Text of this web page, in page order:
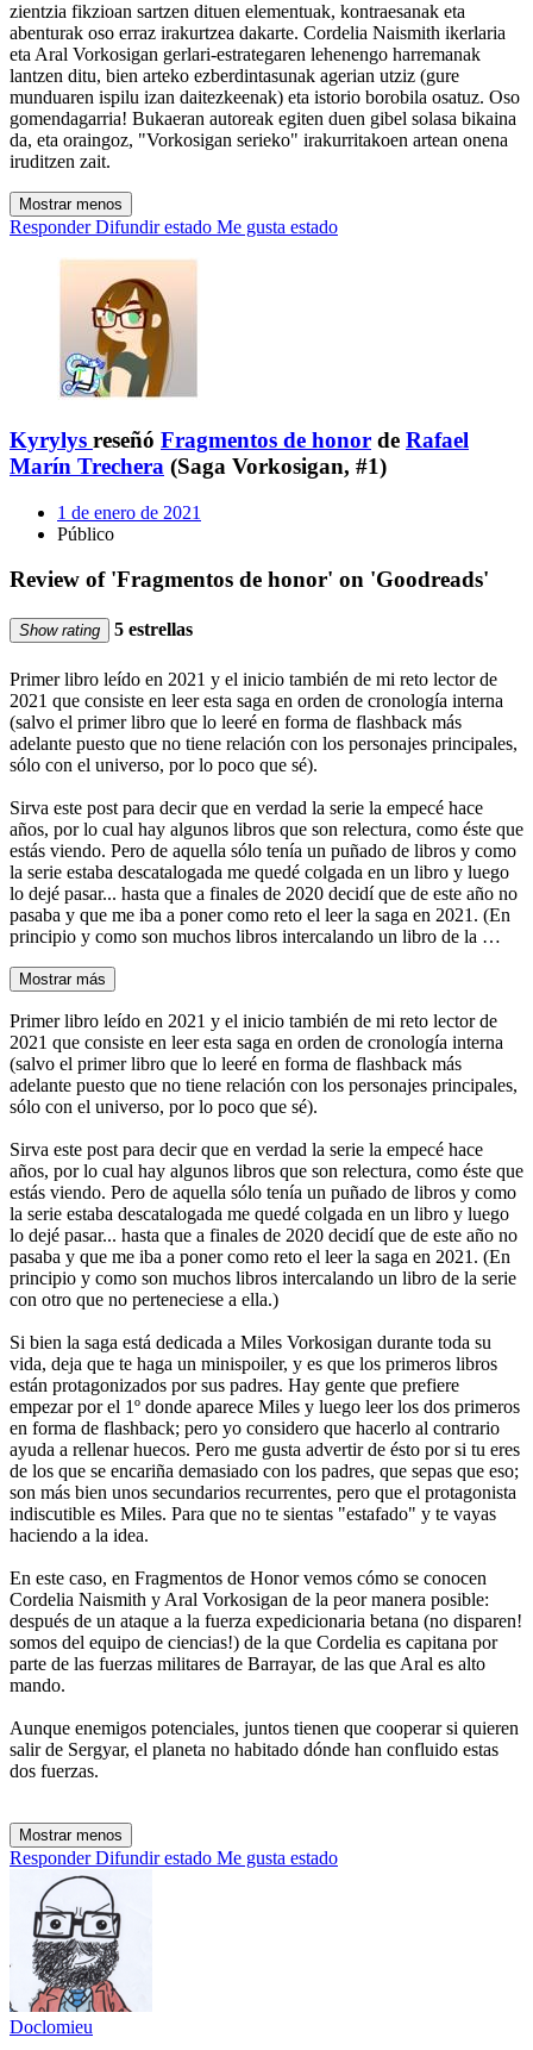
zientzia fikzioan sartzen dituen elementuak, kontraesanak eta
abenturak oso erraz irakurtzea dakarte. Cordelia Naismith ikerlaria
eta Aral Vorkosigan gerlari-estrategaren lehenengo harremanak
lantzen ditu, bien arteko ezberdintasunak agerian utziz (gure
munduaren ispilu izan daitezkeenak) eta istorio borobila osatuz. Oso
gomendagarria! Bukaeran autoreak egiten duen gibel solasa bikaina
da, eta oraingoz, "Vorkosigan serieko" irakurritakoen artean onena
iruditzen zait.
Mostrar menos
Responder Difundir estado Me gusta estado
Kyrylys reseñó Fragmentos de honor de Rafael
Marín Trechera (Saga Vorkosigan, #1)
1 de enero de 2021
Público
Review of 'Fragmentos de honor' on 'Goodreads'
Show rating 5 estrellas
Primer libro leído en 2021 y el inicio también de mi reto lector de
2021 que consiste en leer esta saga en orden de cronología interna
(salvo el primer libro que lo leeré en forma de flashback más
adelante puesto que no tiene relación con los personajes principales,
sólo con el universo, por lo poco que sé).
Sirva este post para decir que en verdad la serie la empecé hace
años, por lo cual hay algunos libros que son relectura, como éste que
estás viendo. Pero de aquella sólo tenía un puñado de libros y como
la serie estaba descatalogada me quedé colgada en un libro y luego
lo dejé pasar... hasta que a finales de 2020 decidí que de este año no
pasaba y que me iba a poner como reto el leer la saga en 2021. (En
principio y como son muchos libros intercalando un libro de la …
Mostrar más
Primer libro leído en 2021 y el inicio también de mi reto lector de
2021 que consiste en leer esta saga en orden de cronología interna
(salvo el primer libro que lo leeré en forma de flashback más
adelante puesto que no tiene relación con los personajes principales,
sólo con el universo, por lo poco que sé).
Sirva este post para decir que en verdad la serie la empecé hace
años, por lo cual hay algunos libros que son relectura, como éste que
estás viendo. Pero de aquella sólo tenía un puñado de libros y como
la serie estaba descatalogada me quedé colgada en un libro y luego
lo dejé pasar... hasta que a finales de 2020 decidí que de este año no
pasaba y que me iba a poner como reto el leer la saga en 2021. (En
principio y como son muchos libros intercalando un libro de la serie
con otro que no perteneciese a ella.)
Si bien la saga está dedicada a Miles Vorkosigan durante toda su
vida, deja que te haga un minispoiler, y es que los primeros libros
están protagonizados por sus padres. Hay gente que prefiere
empezar por el 1º donde aparece Miles y luego leer los dos primeros
en forma de flashback; pero yo considero que hacerlo al contrario
ayuda a rellenar huecos. Pero me gusta advertir de ésto por si tu eres
de los que se encariña demasiado con los padres, que sepas que eso;
son más bien unos secundarios recurrentes, pero que el protagonista
indiscutible es Miles. Para que no te sientas "estafado" y te vayas
haciendo a la idea.
En este caso, en Fragmentos de Honor vemos cómo se conocen
Cordelia Naismith y Aral Vorkosigan de la peor manera posible:
después de un ataque a la fuerza expedicionaria betana (no disparen!
somos del equipo de ciencias!) de la que Cordelia es capitana por
parte de las fuerzas militares de Barrayar, de las que Aral es alto
mando.
Aunque enemigos potenciales, juntos tienen que cooperar si quieren
salir de Sergyar, el planeta no habitado dónde han confluido estas
dos fuerzas.
Mostrar menos
Responder Difundir estado Me gusta estado
Doclomieu